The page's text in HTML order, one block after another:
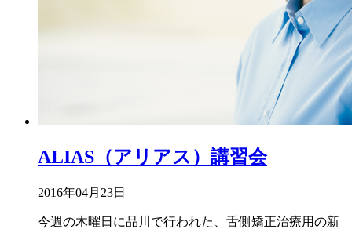
ALIAS（アリアス）講習会
2016年04月23日
今週の木曜日に品川で行われた、舌側矯正治療用の新